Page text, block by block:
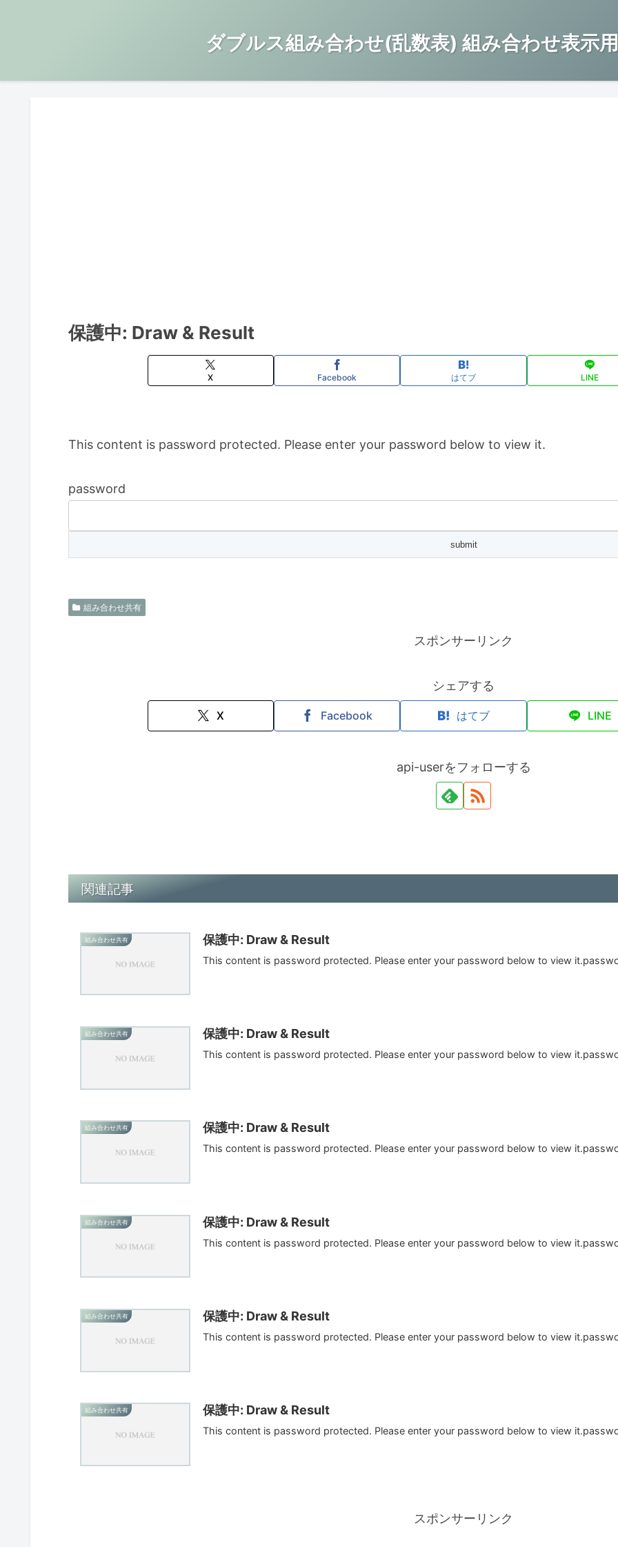
ダブルス組み合わせ(乱数表) 組み合わせ表示
保護中: Draw & Result
X Facebook はてブ LINE
This content is password protected. Please enter your password below to view it.
password
組み合わせ共有
スポンサーリンク
シェアする
X Facebook はてブ LINE
api-userをフォローする
関連記事
組み合わせ共有 保護中: Draw & Result
This content is password protected. Please enter your password below to view
組み合わせ共有 保護中: Draw & Result
This content is password protected. Please enter your password below to view
組み合わせ共有 保護中: Draw & Result
This content is password protected. Please enter your password below to view
組み合わせ共有 保護中: Draw & Result
This content is password protected. Please enter your password below to view
組み合わせ共有 保護中: Draw & Result
This content is password protected. Please enter your password below to view
組み合わせ共有 保護中: Draw & Result
This content is password protected. Please enter your password below to view
スポンサーリンク